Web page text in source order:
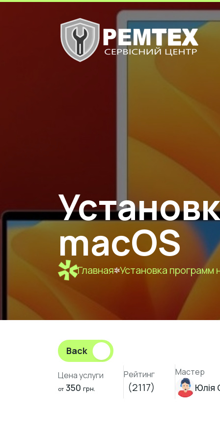
macOS
Главная Установка программ
Back
Цена услуги
от 350 грн.
Рейтинг
(2117)
Мастер
Юлія